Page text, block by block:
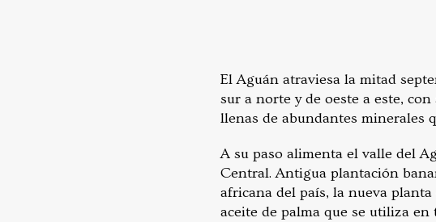
El Aguán atraviesa la mitad
sur a norte y de oeste a este,
llenas de abundantes minerales
A su paso alimenta el valle del
Central. Antigua plantación
africana del país, la nueva
aceite de palma que se utiliza